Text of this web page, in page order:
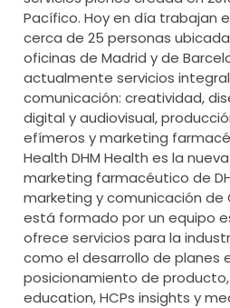
Pacífico. Hoy en día trabajan
cerca de 25 personas
oficinas de Madrid y de
actualmente servicios
comunicación: creatividad,
digital y audiovisual,
efímeros y marketing
Health DHM Health es la
marketing farmacéutico de
marketing y comunicación de
está formado por un equipo
ofrece servicios para la
como el desarrollo de planes
posicionamiento de
education, HCPs insights y